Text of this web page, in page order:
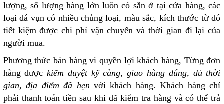
lượng, số lượng hàng lớn luôn có sẵn ở tại cửa hàng, các
loại đá vụn có nhiều chủng loại, màu sắc, kích thước từ đó
tiết kiệm được chi phí vận chuyển và thời gian đi lại của
người mua.
Phương thức bán hàng vì quyền lợi khách hàng, Từng đơn
hàng đượckiểm duyệt kỹ càng, giao hàng đúng, đủ thời
gian, địa điểm đã hẹn với khách hàng. Khách hàng chỉ
phải thanh toán tiền sau khi đã kiểm tra hàng và có thể trả